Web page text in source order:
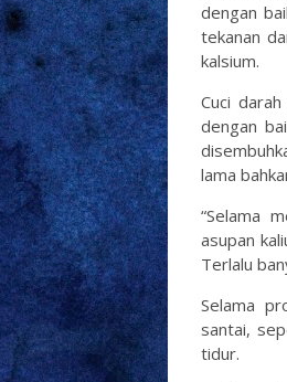
dengan
tekanan
kalsium.
Cuci
dengan
lama
“Selama
asupan
Terlalu
Selama
santai,
tidur.